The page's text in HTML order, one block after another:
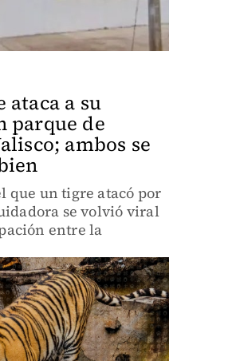
ataca a su
parque de
ambos se
que un tigre atacó por
se volvió viral
entre la